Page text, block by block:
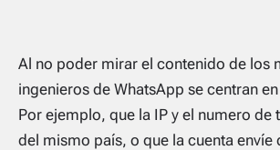
Al no poder mirar el contenido de los
ingenieros de WhatsApp se centran
Por ejemplo, que la IP y el numero de
del mismo país, o que la cuenta envíe